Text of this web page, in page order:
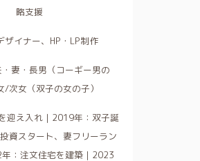
略支援
ザイナー、HP・LP制作
妻・長男（コーギー男の
/次女（双子の女の子）
迎え入れ｜2019年：双子誕
資スタート、妻フリーラン
：注文住宅を建築｜2023